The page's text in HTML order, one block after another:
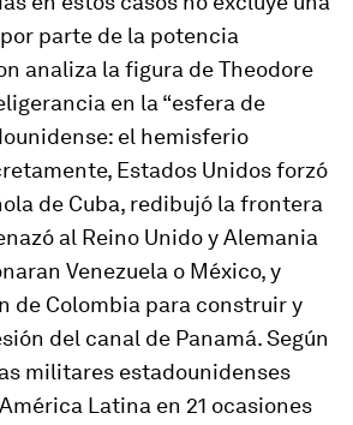
parte de la potencia
analiza la figura de Theodore
en la “esfera de
el hemisferio
Estados Unidos forzó
de Cuba, redibujó la frontera
al Reino Unido y Alemania
Venezuela o México, y
de Colombia para construir y
del canal de Panamá. Según
militares estadounidenses
Latina en 21 ocasiones